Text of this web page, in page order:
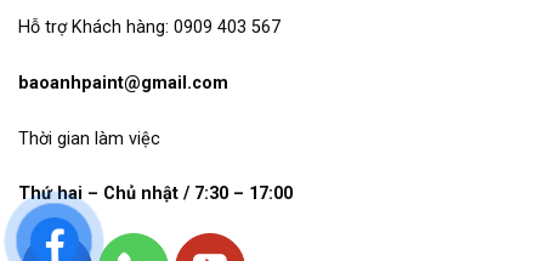
Hỗ trợ Khách hàng: 0909 403 567
baoanhpaint@gmail.com
Thời gian làm việc
Thứ hai – Chủ nhật / 7:30 – 17:00